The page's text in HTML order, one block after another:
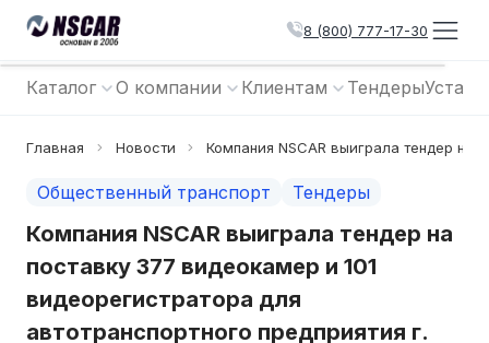
8 (800) 777-17-30
Каталог О компании Клиентам Тендеры
Главная Новости Компания NSCAR выиграла тендер на
Общественный транспорт Тендеры
Компания NSCAR выиграла тендер на
поставку 377 видеокамер и 101
видеорегистратора для
автотранспортного предприятия г.